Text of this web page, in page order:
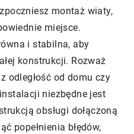
montaż wiaty,
miejsce.
i stabilna, aby
konstrukcji. Rozważ
odległość od domu czy
niezbędne jest
obsługi dołączoną
popełnienia błędów,